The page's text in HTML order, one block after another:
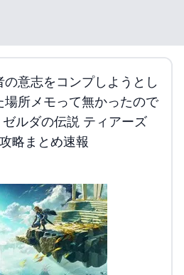
ティアキン
ィアキン 祠
アキン 武器
の意志をコンプしようとし
所メモって無かったので
ルダの伝説 ティアーズ
略まとめ速報